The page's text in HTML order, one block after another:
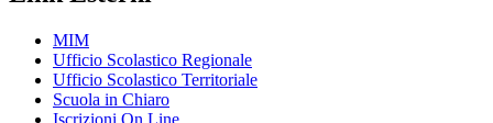
MIM
Ufficio Scolastico Regionale
Ufficio Scolastico Territoriale
Scuola in Chiaro